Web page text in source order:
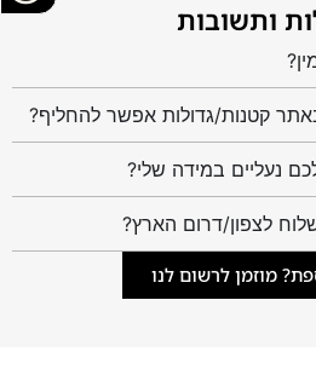
ותשובות
קטנות/גדולות אפשר להחליף?
לצפון/דרום הארץ?
מוזמן לרשום לנו